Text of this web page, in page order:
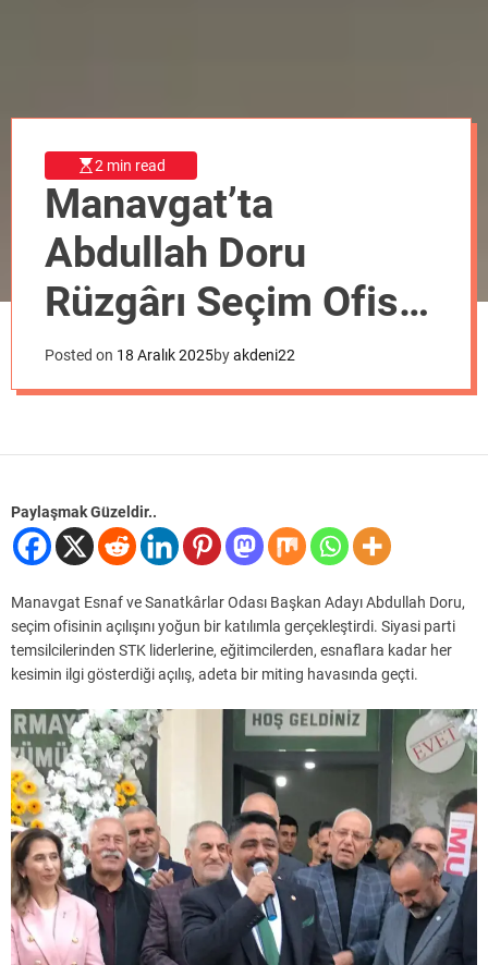
2 min read
Manavgat’ta
Abdullah Doru
Rüzgârı Seçim Ofisi
Açılışı Mitinge
Dönüştü!
Posted on 18 Aralık 2025byakdeni22
Paylaşmak Güzeldir..
Manavgat Esnaf ve Sanatkârlar Odası Başkan Adayı Abdullah Doru,
seçim ofisinin açılışını yoğun bir katılımla gerçekleştirdi. Siyasi parti
temsilcilerinden STK liderlerine, eğitimcilerden, esnaflara kadar her
kesimin ilgi gösterdiği açılış, adeta bir miting havasında geçti.